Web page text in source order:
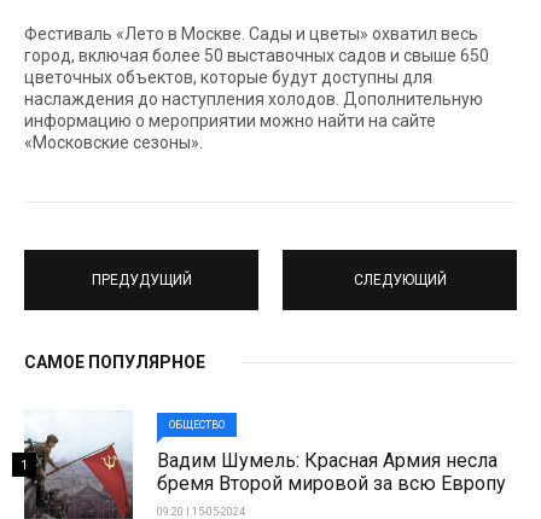
Фестиваль «Лето в Москве. Сады и цветы» охватил весь
город, включая более 50 выставочных садов и свыше 650
цветочных объектов, которые будут доступны для
наслаждения до наступления холодов. Дополнительную
информацию о мероприятии можно найти на сайте
«Московские сезоны».
ПРЕДУДУЩИЙ СЛЕДУЮЩИЙ
САМОЕ ПОПУЛЯРНОЕ
ОБЩЕСТВО
Вадим Шумель: Красная Армия несла
бремя Второй мировой за всю Европу
09:20 | 15-05-2024
1